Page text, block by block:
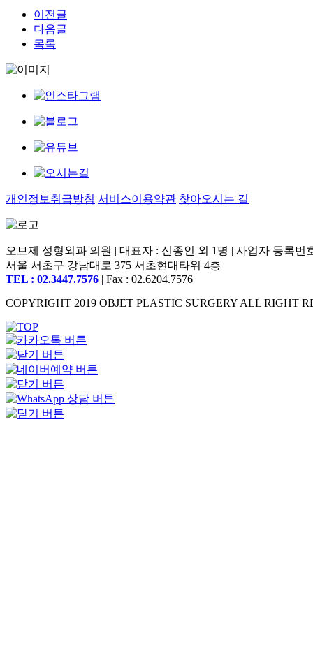
이전글
다음글
목록
개인정보취급방침 서비스이용약관 찾아오시는 길
오브제 성형외과 의원 | 대표자 : 신종인 외 1명 | 사업자 등록번
서울 서초구 강남대로 375 서초현대타워 4층
TEL : 02.3447.7576 | Fax : 02.6204.7576
COPYRIGHT 2019 OBJET PLASTIC SURGERY ALL RIGHT